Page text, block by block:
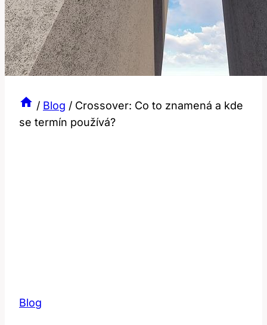
/ Blog / Crossover: Co to znamená a kde
se termín používá?
Blog